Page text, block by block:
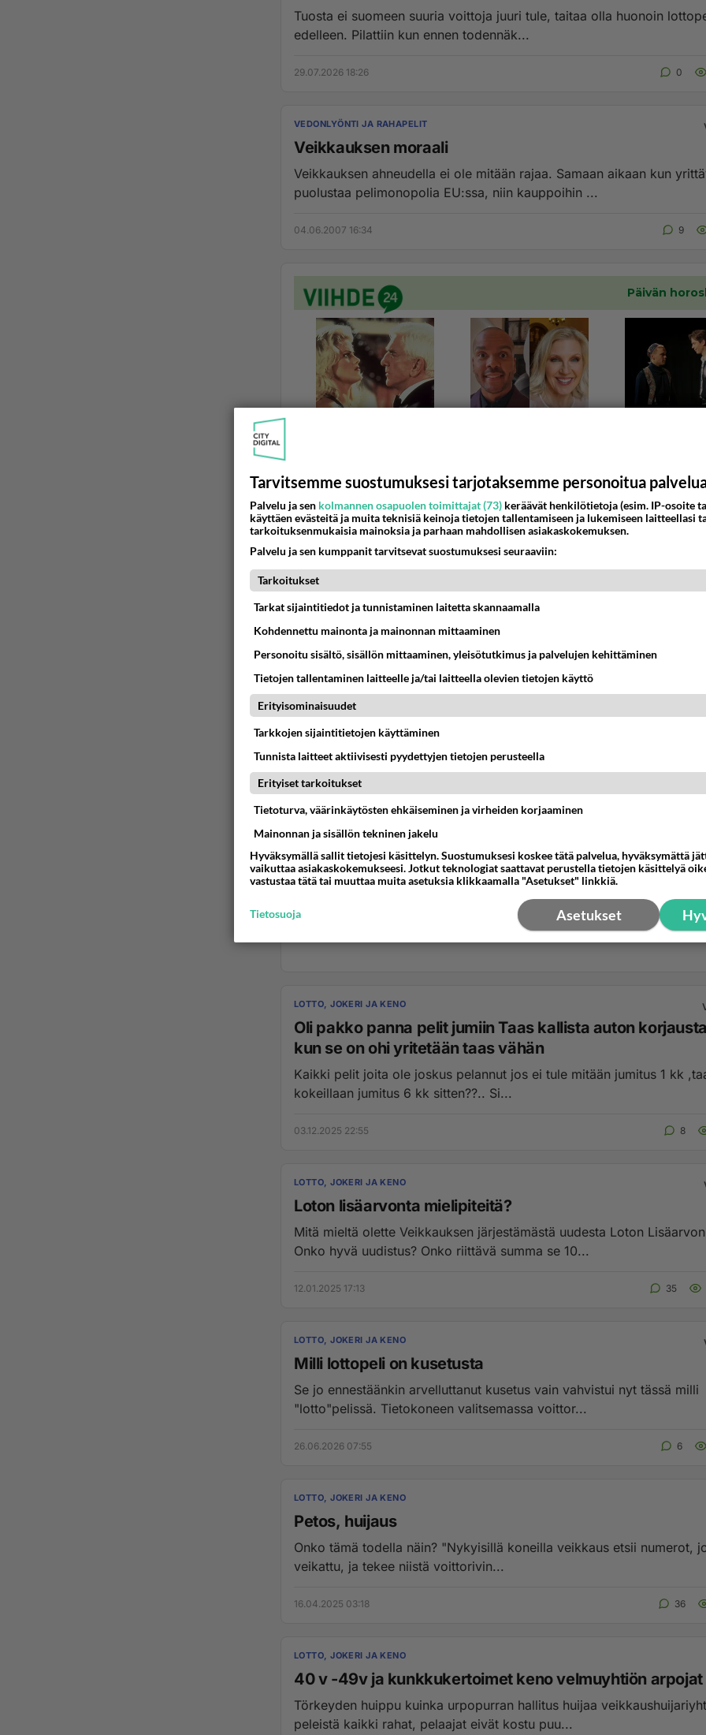
Tuosta ei suomeen suuria voittoja juuri tule, taitaa olla huonoin
edelleen. Pilattiin kun ennen todennäk...
29.07.2026 18:26 0
VEDONLYÖNTI JA RAHAPELIT
Veikkauksen moraali
Veikkauksen ahneudella ei ole mitään rajaa. Samaan aikaan kun
puolustaa pelimonopolia EU:ssa, niin kauppoihin ...
04.06.2007 16:34 9
LOTTO, JOKERI JA KENO
Ihan sellainen kutina, että pelissä vastapuolella tekoäly. Ei tarvitse
kirjoitella mitään höpö höpöjä. Koska en l...
22.07.2026 18:00
LOTTO, JOKERI JA KENO
Oli pakko panna pelit jumiin Taas kallista auton korjausta
kun se on ohi yritetään taas vähän
Kaikki pelit joita ole joskus pelannut jos ei tule mitään jumitus 1 kk
kokeillaan jumitus 6 kk sitten??.. Si...
03.12.2025 22:55 8
LOTTO, JOKERI JA KENO
Loton lisäarvonta mielipiteitä?
Mitä mieltä olette Veikkauksen järjestämästä uudesta Loton
Onko hyvä uudistus? Onko riittävä summa se 10...
12.01.2025 17:13 35
LOTTO, JOKERI JA KENO
Milli lottopeli on kusetusta
Se jo ennestäänkin arvelluttanut kusetus vain vahvistui nyt tässä milli
"lotto"pelissä. Tietokoneen valitsemassa voittor...
26.06.2026 07:55 6
LOTTO, JOKERI JA KENO
Petos, huijaus
Onko tämä todella näin? "Nykyisillä koneilla veikkaus etsii numerot, joita ei ole
veikattu, ja tekee niistä voittorivin...
16.04.2025 03:18 36
LOTTO, JOKERI JA KENO
40 v -49v ja kunkkukertoimet keno velmuyhtiön arpojat
Törkeyden huippu kuinka urpopurran hallitus huijaa
peleistä kaikki rahat, pelaajat eivät kostu puu...
Tarvitsemme suostumuksesi tarjotaksemme personoitua
Palvelu ja sen kolmannen osapuolen toimittajat (73) keräävät henkilötietoja (esim. IP-osoite
käyttäen evästeitä ja muita teknisiä keinoja tietojen tallentamiseen ja lukemiseen laitteellasi
tarkoituksenmukaisia mainoksia ja parhaan mahdollisen asiakaskokemuksen.
Palvelu ja sen kumppanit tarvitsevat suostumuksesi seuraaviin:
Tarkoitukset
Tarkat sijaintitiedot ja tunnistaminen laitetta skannaamalla
Kohdennettu mainonta ja mainonnan mittaaminen
Personoitu sisältö, sisällön mittaaminen, yleisötutkimus ja palvelujen kehittäminen
Tietojen tallentaminen laitteelle ja/tai laitteella olevien tietojen käyttö
Erityisominaisuudet
Tarkkojen sijaintitietojen käyttäminen
Tunnista laitteet aktiivisesti pyydettyjen tietojen perusteella
Erityiset tarkoitukset
Tietoturva, väärinkäytösten ehkäiseminen ja virheiden korjaaminen
Mainonnan ja sisällön tekninen jakelu
Hyväksymällä sallit tietojesi käsittelyn. Suostumuksesi koskee tätä palvelua, hyväksymättä
vaikuttaa asiakaskokemukseesi. Jotkut teknologiat saattavat perustella tietojen käsittelyä
vastustaa tätä tai muuttaa muita asetuksia klikkaamalla "Asetukset" linkkiä.
Asetukset
Tietosuoja